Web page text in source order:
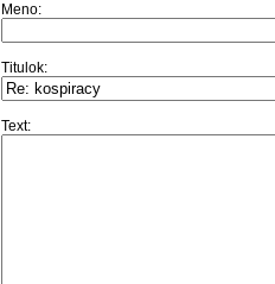
Meno:
Titulok:
Text: